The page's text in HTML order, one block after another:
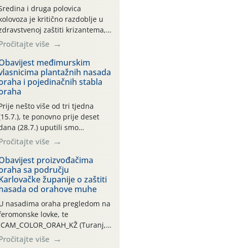
i druga polovica
je kritično razdoblje u
zaštiti krizantema,
prije zamračivanja u proteklom
smo mjesecu tri puta upućivali
o preventivnim
zaštite krizantema od
uzročnika bolesti,
i fito-fagnih grinja (23.7.,
06.7.)! Na početku ovog
je zabilježeno je
i ekstremno vruće
razdoblje, uz
temperature […]
više
međimurskim
plantažnih nasada
i pojedinačnih stabla
nešto više od tri tjedna
te ponovno prije deset
(28.7.) uputili smo
vlasnicima plantažnih
nasada oraha i pojedinačnih
o početku leta i
potrebi usmjerenog
orahove muhe
completa)! Već
dana traje drugi
“toplinski udar”, koji
naročito izražen zadnja šest
(31.7.-05.8.), jer najviše
zraka svakodnevno
više
proizvođačima
sa području
županije o zaštiti
od orahove muhe
nasadima oraha pregledom na
lovke, te
CAM_COLOR_ORAH_KŽ (Turanj,
zabilježena je mala
više